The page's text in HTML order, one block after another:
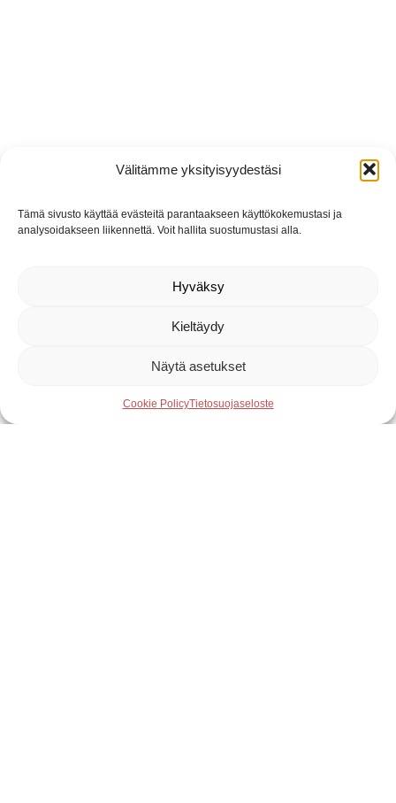
Välitämme yksityisyydestäsi
Tämä sivusto käyttää evästeitä parantaakseen käyttökokemustasi ja
analysoidakseen liikennettä. Voit hallita suostumustasi alla.
Hyväksy
Kieltäydy
Näytä asetukset
Cookie PolicyTietosuojaseloste